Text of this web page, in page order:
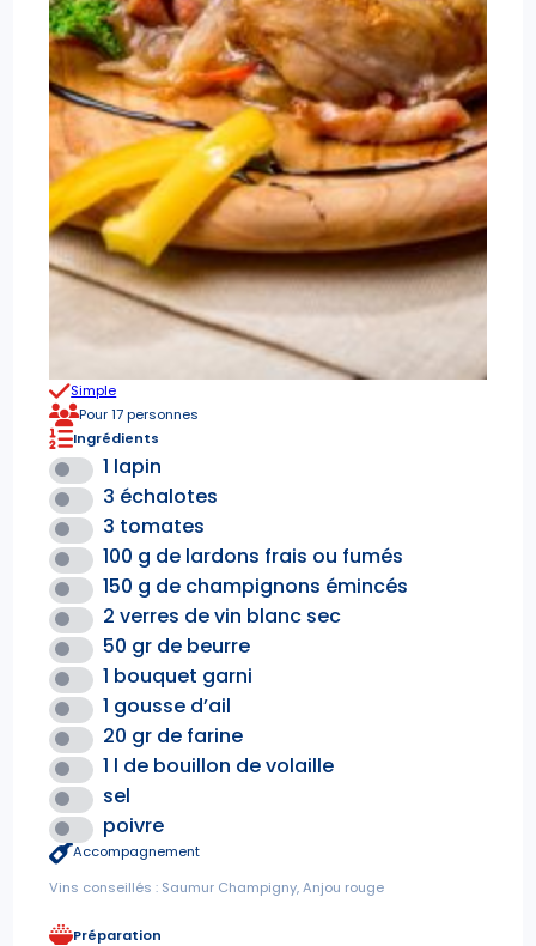
Simple
Pour 17 personnes
Ingrédients
1 lapin
3 échalotes
3 tomates
100 g de lardons frais ou fumés
150 g de champignons émincés
2 verres de vin blanc sec
50 gr de beurre
1 bouquet garni
1 gousse d’ail
20 gr de farine
1 l de bouillon de volaille
sel
poivre
Accompagnement
Vins conseillés : Saumur Champigny, Anjou rouge
Préparation